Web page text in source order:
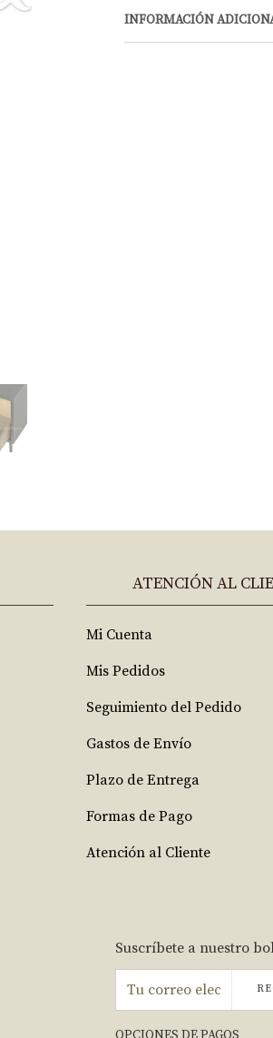
INFORMACIÓN
ATENCIÓN AL
Mi Cuenta
Mis Pedidos
Seguimiento del Pedido
Gastos de Envío
Plazo de Entrega
Formas de Pago
Atención al Cliente
Suscríbete a nuestro